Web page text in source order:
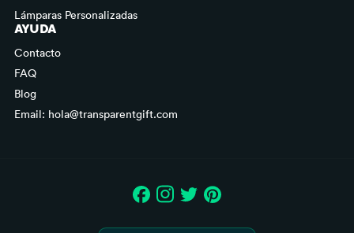
Lámparas Personalizadas
AYUDA
Contacto
FAQ
Blog
Email: hola@transparentgift.com